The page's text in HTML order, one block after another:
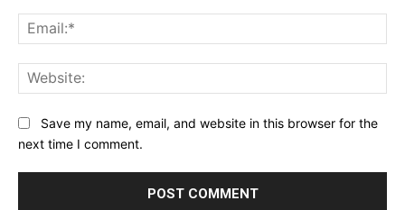
Save my name, email, and website in this browser for the
next time I comment.